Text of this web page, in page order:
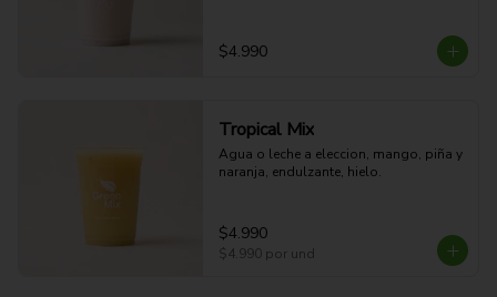
$4.990
Tropical Mix
Agua o leche a eleccion, mango, piña y
naranja, endulzante, hielo.
$4.990
$4.990por und